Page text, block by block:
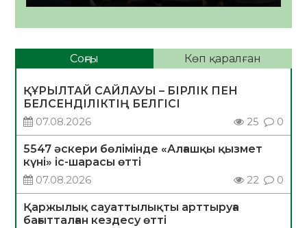
Соңғы Көп қаралған
ҚҰРЫЛТАЙ САЙЛАУЫ – БІРЛІК ПЕН
БЕЛСЕНДІЛІКТІҢ БЕЛГІСІ
07.08.2026
25 0
5547 әскери бөлімінде «Алғашқы қызмет
күні» іс-шарасы өтті
07.08.2026
22 0
Қаржылық сауаттылықты арттыруға
бағытталған кездесу өтті